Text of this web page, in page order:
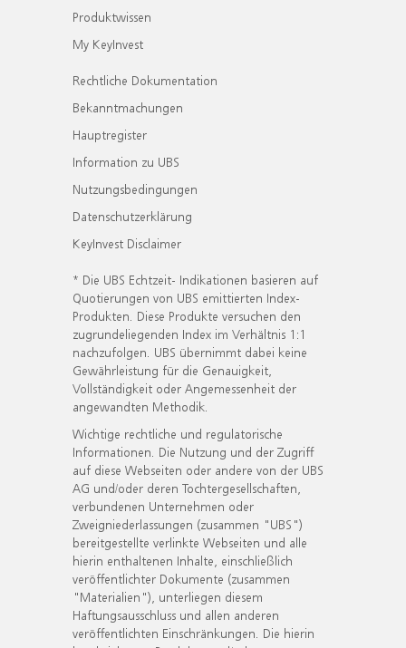
Produktwissen
My KeyInvest
Rechtliche Dokumentation
Bekanntmachungen
Hauptregister
Information zu UBS
Nutzungsbedingungen
Datenschutzerklärung
KeyInvest Disclaimer
* Die UBS Echtzeit- Indikationen basieren auf
Quotierungen von UBS emittierten Index-
Produkten. Diese Produkte versuchen den
zugrundeliegenden Index im Verhältnis 1:1
nachzufolgen. UBS übernimmt dabei keine
Gewährleistung für die Genauigkeit,
Vollständigkeit oder Angemessenheit der
angewandten Methodik.
Wichtige rechtliche und regulatorische
Informationen. Die Nutzung und der Zugriff
auf diese Webseiten oder andere von der UBS
AG und/oder deren Tochtergesellschaften,
verbundenen Unternehmen oder
Zweigniederlassungen (zusammen "UBS")
bereitgestellte verlinkte Webseiten und alle
hierin enthaltenen Inhalte, einschließlich
veröffentlichter Dokumente (zusammen
"Materialien"), unterliegen diesem
Haftungsausschluss und allen anderen
veröffentlichten Einschränkungen. Die hierin